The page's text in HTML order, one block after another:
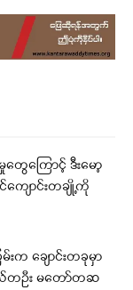
ကြောင့် ဒီးမော့
ျောင်းတချို့ကို
က ချောင်းတခုမှာ
ယ်တဦး မတော်တဆ